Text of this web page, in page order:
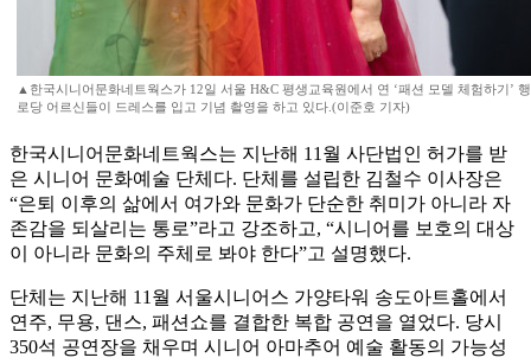
▲한국시니어문화네트웍스가 12일 서울 H&C 평생교육원에서 연 ‘패션 모델 체험하기’
로당 어르신들이 드레스를 입고 기념 촬영을 하고 있다.(이준호 기자)
한국시니어문화네트웍스는 지난해 11월 사단법인 허가를 받
은 시니어 문화예술 단체다. 단체를 설립한 김철수 이사장은
“은퇴 이후의 삶에서 여가와 문화가 단순한 취미가 아니라 자
존감을 되살리는 통로”라고 강조하고, “시니어를 보호의 대상
이 아니라 문화의 주체로 봐야 한다”고 설명했다.
단체는 지난해 11월 서울시니어스 가양타워 송도아트홀에서
연주, 무용, 댄스, 패션쇼를 결합한 복합 공연을 열었다. 당시
350석 공연장을 채우며 시니어 아마추어 예술 활동의 가능성